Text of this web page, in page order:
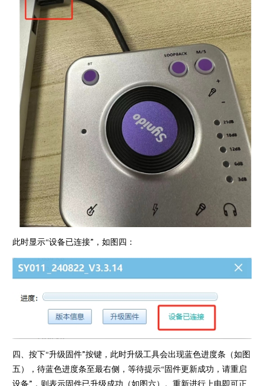
此时显示“设备已连接”，如图四：
四、按下“升级固件”按键，此时升级工具会出现蓝色进度条（如图
五），待蓝色进度条至最右侧，等待提示“固件更新成功，请重启
设备”，则表示固件已升级成功（如图六）。重新进行上电即可正